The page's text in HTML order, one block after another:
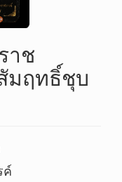
าช
มฤทธิ์ชุบ
ค์